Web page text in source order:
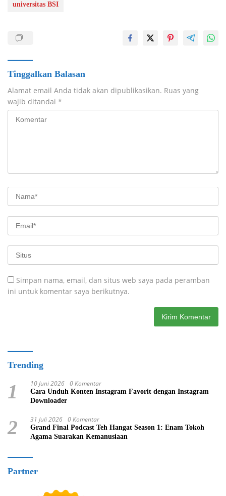
universitas BSI
Tinggalkan Balasan
Alamat email Anda tidak akan dipublikasikan. Ruas yang
wajib ditandai *
Simpan nama, email, dan situs web saya pada peramban
ini untuk komentar saya berikutnya.
Trending
1 10 Juni 2026 0 Komentar
Cara Unduh Konten Instagram Favorit dengan Instagram
Downloader
2 31 Juli 2026 0 Komentar
Grand Final Podcast Teh Hangat Season 1: Enam Tokoh
Agama Suarakan Kemanusiaan
Partner